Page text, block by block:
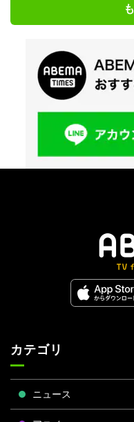
カテゴリ
ニュース